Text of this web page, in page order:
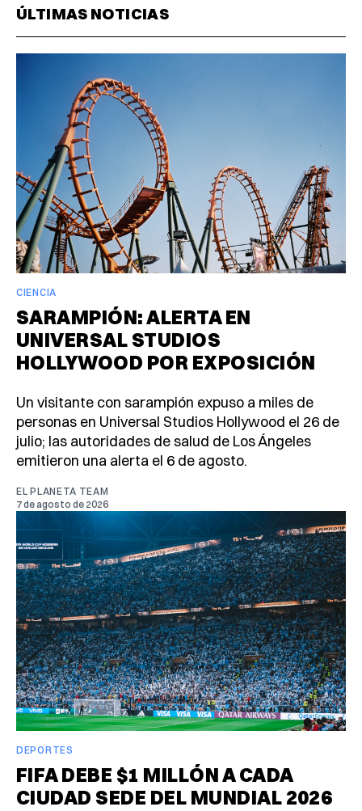
ÚLTIMAS NOTICIAS
CIENCIA
SARAMPIÓN: ALERTA EN
UNIVERSAL STUDIOS
HOLLYWOOD POR EXPOSICIÓN
Un visitante con sarampión expuso a miles de
personas en Universal Studios Hollywood el 26 de
julio; las autoridades de salud de Los Ángeles
emitieron una alerta el 6 de agosto.
EL PLANETA TEAM
7 de agosto de 2026
DEPORTES
FIFA DEBE $1 MILLÓN A CADA
CIUDAD SEDE DEL MUNDIAL 2026